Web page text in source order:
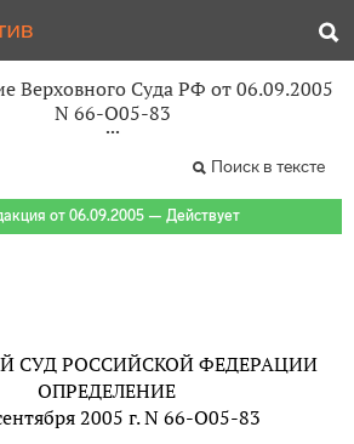
Верховного Суда РФ от 06.09.2005
N 66-О05-83
Поиск в тексте
от 06.09.2005 — Действует
СУД РОССИЙСКОЙ ФЕДЕРАЦИИ
ОПРЕДЕЛЕНИЕ
2005 г. N 66-О05-83